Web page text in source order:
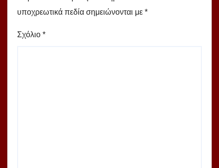
υποχρεωτικά πεδία σημειώνονται με *
Σχόλιο *